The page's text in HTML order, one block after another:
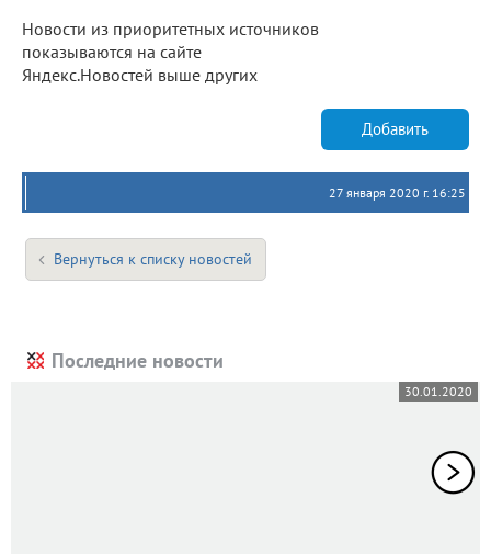
Новости из приоритетных источников
показываются на сайте
Яндекс.Новостей выше других
Добавить
27 января 2020 г. 16:25
Вернуться к списку новостей
Последние новости
30.01.2020